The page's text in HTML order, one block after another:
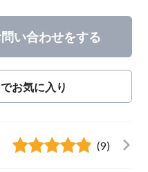
い合わせをする
お気に入り
(9)